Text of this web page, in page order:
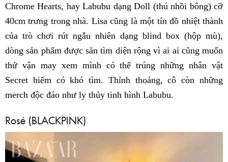
Chrome Hearts, hay Labubu dạng Doll (thú nhồi bông) cỡ
40cm trưng trong nhà. Lisa cũng là một tín đồ nhiệt thành
của trò chơi rút ngẫu nhiên dạng blind box (hộp mù),
dòng sản phẩm được săn tìm diện rộng vì ai ai cũng muốn
thử vận may xem mình có thể trúng những nhân vật
Secret hiếm có khó tìm. Thỉnh thoảng, cô còn những
merch độc đáo như ly thủy tinh hình Labubu.
Rosé (BLACKPINK)